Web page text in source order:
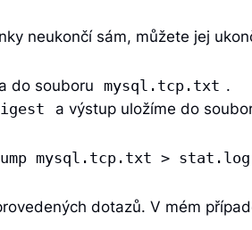
neukončí sám, můžete jej
do souboru mysql.tcp.txt .
a výstup uložíme do
mysql.tcp.txt > stat.log
dotazů. V mém